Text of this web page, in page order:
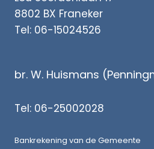
8802 BX Franeker
Tel: 06-15024526
br. W. Huismans
Tel: 06-25002028
Bankrekening van de Gemeente